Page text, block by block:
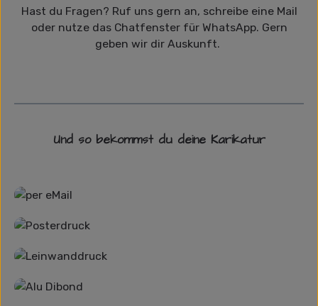
Hast du Fragen? Ruf uns gern an, schreibe eine Mail
oder nutze das Chatfenster für WhatsApp. Gern
geben wir dir Auskunft.
Und so bekommst du deine Karikatur